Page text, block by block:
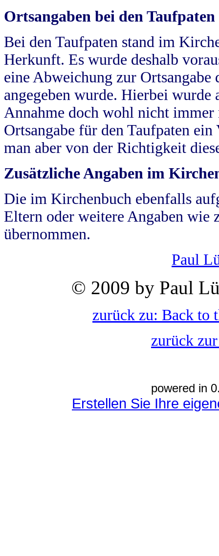
Ortsangaben bei den Taufpaten
Bei den Taufpaten stand im
Herkunft. Es wurde deshalb
eine Abweichung zur
angegeben wurde. Hierbei wurde
Annahme doch wohl nicht
Ortsangabe für den Taufpaten
man aber von der Richtigkeit
Zusätzliche Angaben im
Die im Kirchenbuch ebenfalls
Eltern oder weitere Angaben wie
übernommen.
Paul
© 2009 by Paul
zurück zu: Back to
zurück
powered in
Erstellen Sie Ihre